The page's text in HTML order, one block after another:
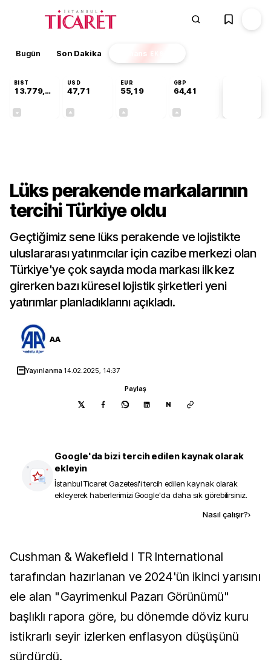
Bugün Son Dakika Finans EKSTRA
BIST
13.779,39
USD
47,71
EUR
55,19
GBP
64,41
Lüks perakende markalarının
tercihi Türkiye oldu
Geçtiğimiz sene lüks perakende ve lojistikte
uluslararası yatırımcılar için cazibe merkezi olan
Türkiye'ye çok sayıda moda markası ilk kez
girerken bazı küresel lojistik şirketleri yeni
yatırımlar planladıklarını açıkladı.
AA
Yayınlanma 14.02.2025, 14:37
Paylaş
N
Google'da bizi tercih edilen kaynak olarak
ekleyin
İstanbul Ticaret Gazetesi'i tercih edilen kaynak olarak
ekleyerek haberlerimizi Google'da daha sık görebilirsiniz.
Nasıl çalışır?›
Cushman & Wakefield I TR International
tarafından hazırlanan ve 2024'ün ikinci yarısını
ele alan "Gayrimenkul Pazarı Görünümü"
başlıklı rapora göre, bu dönemde döviz kuru
istikrarlı seyir izlerken enflasyon düşüşünü
sürdürdü.